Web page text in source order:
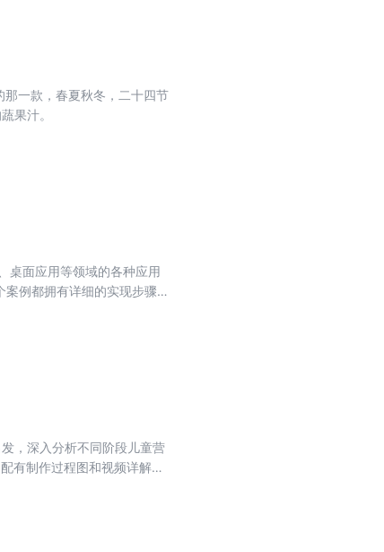
一款，春夏秋冬，二十四节
果汁。
桌面应用等领域的各种应用
例都拥有详细的实现步骤，
，深入分析不同阶段儿童营
有制作过程图和视频详解，